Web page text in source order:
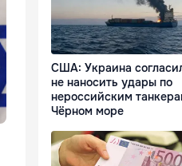
США: Украина
не наносить удары по
нероссийским
Чёрном море